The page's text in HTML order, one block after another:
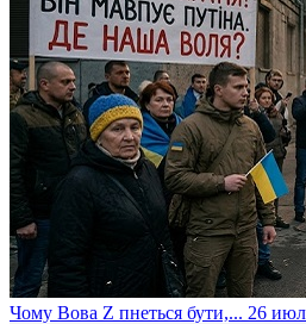
​Чому Вова Z пнеться бути,... 26